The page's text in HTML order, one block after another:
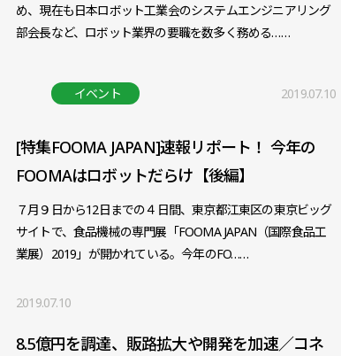
め、現在も日本ロボット工業会のシステムエンジニアリング
部会長など、ロボット業界の要職を数多く務める……
イベント 2019.07.10
[特集FOOMA JAPAN]速報リポート！ 今年の
FOOMAはロボットだらけ【後編】
７月９日から12日までの４日間、東京都江東区の東京ビッグ
サイトで、食品機械の専門展「FOOMA JAPAN（国際食品工
業展）2019」が開かれている。今年のFO……
2019.07.10
8.5億円を調達、販路拡大や開発を加速／コネ